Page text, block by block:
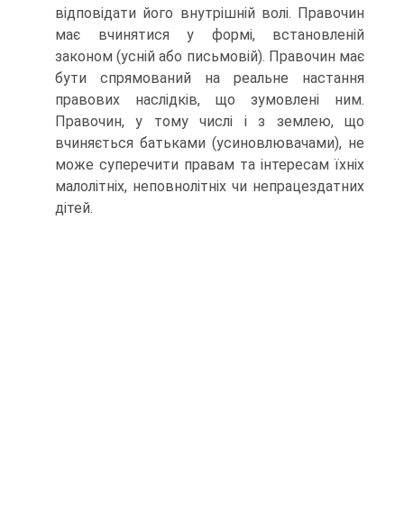
відповідати його внутрішній волі. Правочин
має вчинятися у формі, встановленій
законом (усній або письмовій). Правочин має
бути спрямований на реальне настання
правових наслідків, що зумовлені ним.
Правочин, у тому числі і з землею, що
вчиняється батьками (усиновлювачами), не
може суперечити правам та інтересам їхніх
малолітніх, неповнолітніх чи непраце­здатних
дітей.